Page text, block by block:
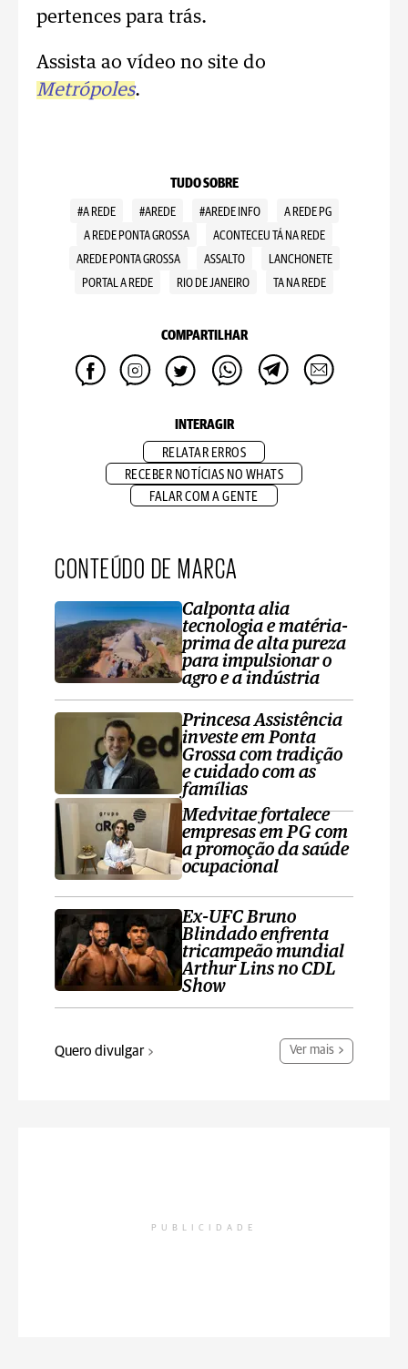
pertences para trás.
Assista ao vídeo no site do
Metrópoles.
TUDO SOBRE
#A REDE #AREDE #AREDE INFO
A REDE PG
A REDE PONTA GROSSA
ACONTECEU TÁ NA REDE
AREDE PONTA GROSSA
ASSALTO
LANCHONETE
PORTAL A REDE
RIO DE JANEIRO TA NA REDE
COMPARTILHAR
INTERAGIR
RELATAR ERROS
RECEBER NOTÍCIAS NO WHATS
FALAR COM A GENTE
CONTEÚDO DE MARCA
Calponta alia
tecnologia e matéria-
prima de alta pureza
para impulsionar o
agro e a indústria
Princesa Assistência
investe em Ponta
Grossa com tradição
e cuidado com as
famílias
Medvitae fortalece
empresas em PG com
a promoção da saúde
ocupacional
Ex-UFC Bruno
Blindado enfrenta
tricampeão mundial
Arthur Lins no CDL
Show
Quero divulgar Ver mais
PUBLICIDADE